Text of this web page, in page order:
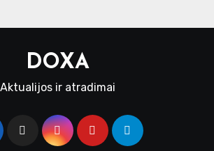
DOXA
Aktualijos ir atradimai